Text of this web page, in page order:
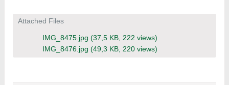
Attached Files
IMG_8475.jpg (37,5 KB, 222 views)
IMG_8476.jpg (49,3 KB, 220 views)